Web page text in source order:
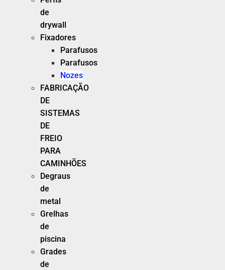
de
drywall
Fixadores
Parafusos
Parafusos
Nozes
FABRICAÇÃO
DE
SISTEMAS
DE
FREIO
PARA
CAMINHÕES
Degraus
de
metal
Grelhas
de
piscina
Grades
de